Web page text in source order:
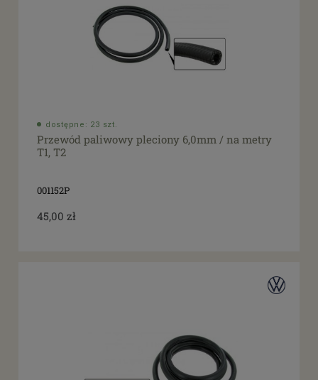
dostępne: 23 szt.
Przewód paliwowy pleciony 6,0mm / na metry
T1, T2
001152P
45,00 zł